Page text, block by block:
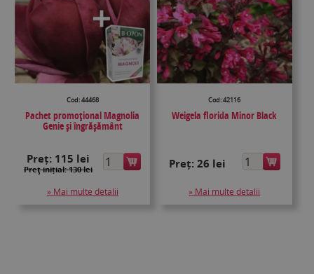
Cod: 44468
Pachet promoțional Magnolia
Genie și îngrășământ
Preț: 115 lei
Preţ inițial: 130 lei
» Mai multe detalii
Cod: 42116
Weigela florida Minor Black
Preț: 26 lei
» Mai multe detalii